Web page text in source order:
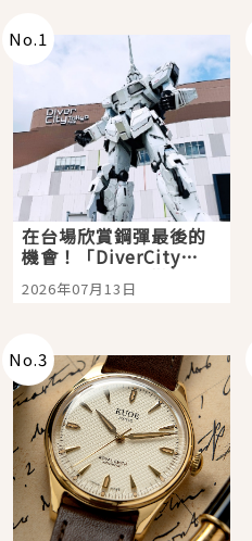
No.1
在台場欣賞鋼彈最後的
機會！「DiverCity
Tokyo Plaza」搭船、
購物、美食及夜景，一
2026年07月13日
No.3